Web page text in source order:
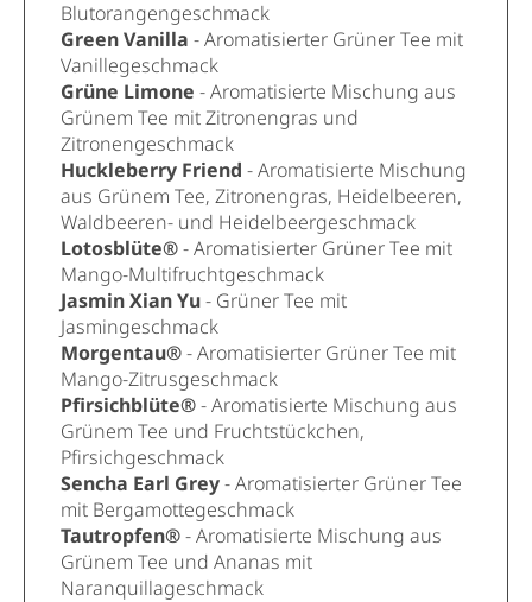
Blutorangengeschmack
Green Vanilla - Aromatisierter Grüner Tee mit
Vanillegeschmack
Grüne Limone - Aromatisierte Mischung aus
Grünem Tee mit Zitronengras und
Zitronengeschmack
Huckleberry Friend - Aromatisierte Mischung
aus Grünem Tee, Zitronengras, Heidelbeeren,
Waldbeeren- und Heidelbeergeschmack
Lotosblüte®- Aromatisierter Grüner Tee mit
Mango-Multifruchtgeschmack
Jasmin Xian Yu- Grüner Tee mit
Jasmingeschmack
Morgentau®- Aromatisierter Grüner Tee mit
Mango-Zitrusgeschmack
Pfirsichblüte®- Aromatisierte Mischung aus
Grünem Tee und Fruchtstückchen,
Pfirsichgeschmack
Sencha Earl Grey- Aromatisierter Grüner Tee
mit Bergamottegeschmack
Tautropfen®- Aromatisierte Mischung aus
Grünem Tee und Ananas mit
Naranquillageschmack